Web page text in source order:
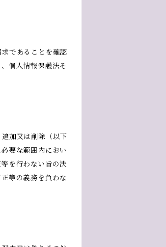
であることを確認
個人情報保護法そ
加又は削除（以下
要な範囲内におい
を行わない旨の決
等の義務を負わな